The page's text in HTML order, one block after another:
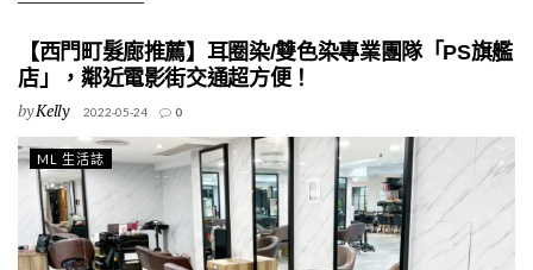
【西門町髮廊推薦】耳圈染/雙色染專業團隊「PS旗艦
店」，鄰近電影街交通超方便！
byKelly 2022-05-24 0
ML 生活誌